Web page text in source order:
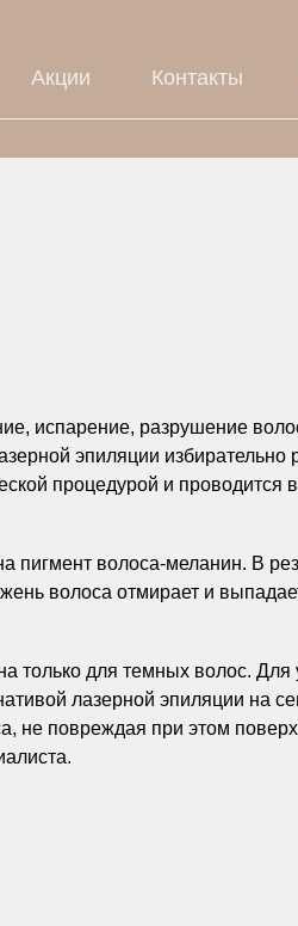
Акции Контакты
испарение, разрушение
эпиляции избирательно
процедурой и проводится
пигмент волоса-меланин. В
волоса отмирает и
только для темных волос.
лазерной эпиляции на
не повреждая при этом